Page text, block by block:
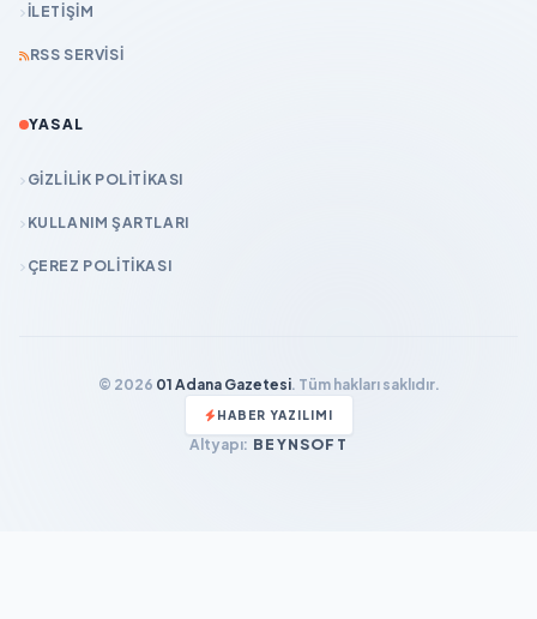
İLETIŞIM
RSS SERVISI
YASAL
GIZLILIK POLITIKASI
KULLANIM ŞARTLARI
ÇEREZ POLITIKASI
© 2026 01 Adana Gazetesi. Tüm hakları saklıdır.
HABER YAZILIMI
Altyapı: BEYNSOFT